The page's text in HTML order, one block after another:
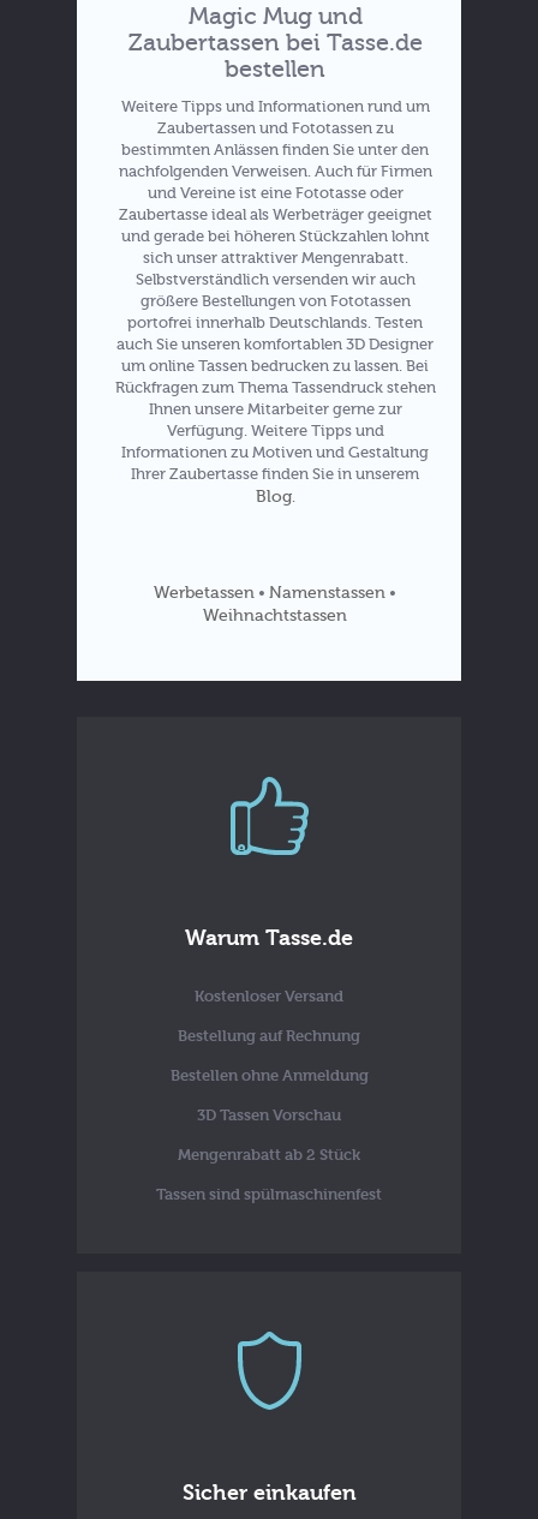
Hier zu den Rabatten
Angebote für
Zaubertassen
Magic Mug und
Zaubertassen bei Tasse.de
bestellen
Weitere Tipps und Informationen rund um
Zaubertassen und Fototassen zu
bestimmten Anlässen finden Sie unter den
nachfolgenden Verweisen. Auch für Firmen
und Vereine ist eine Fototasse oder
Zaubertasse ideal als Werbeträger geeignet
und gerade bei höheren Stückzahlen lohnt
sich unser attraktiver Mengenrabatt.
Selbstverständlich versenden wir auch
größere Bestellungen von Fototassen
portofrei innerhalb Deutschlands. Testen
auch Sie unseren komfortablen 3D Designer
um online Tassen bedrucken zu lassen. Bei
Rückfragen zum Thema Tassendruck stehen
Ihnen unsere Mitarbeiter gerne zur
Verfügung. Weitere Tipps und
Informationen zu Motiven und Gestaltung
Ihrer Zaubertasse finden Sie in unserem
Blog.
Werbetassen • Namenstassen •
Weihnachtstassen
Warum Tasse.de
Kostenloser Versand
Bestellung auf Rechnung
Bestellen ohne Anmeldung
3D Tassen Vorschau
Mengenrabatt ab 2 Stück
Tassen sind spülmaschinenfest
Sicher einkaufen